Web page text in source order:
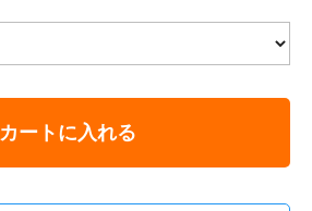
カートに入れる